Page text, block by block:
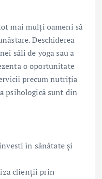
mai mulți oameni să
Deschiderea
săli de yoga sau a
o oportunitate
precum nutriția
psihologică sunt din
în sănătate și
clienții prin